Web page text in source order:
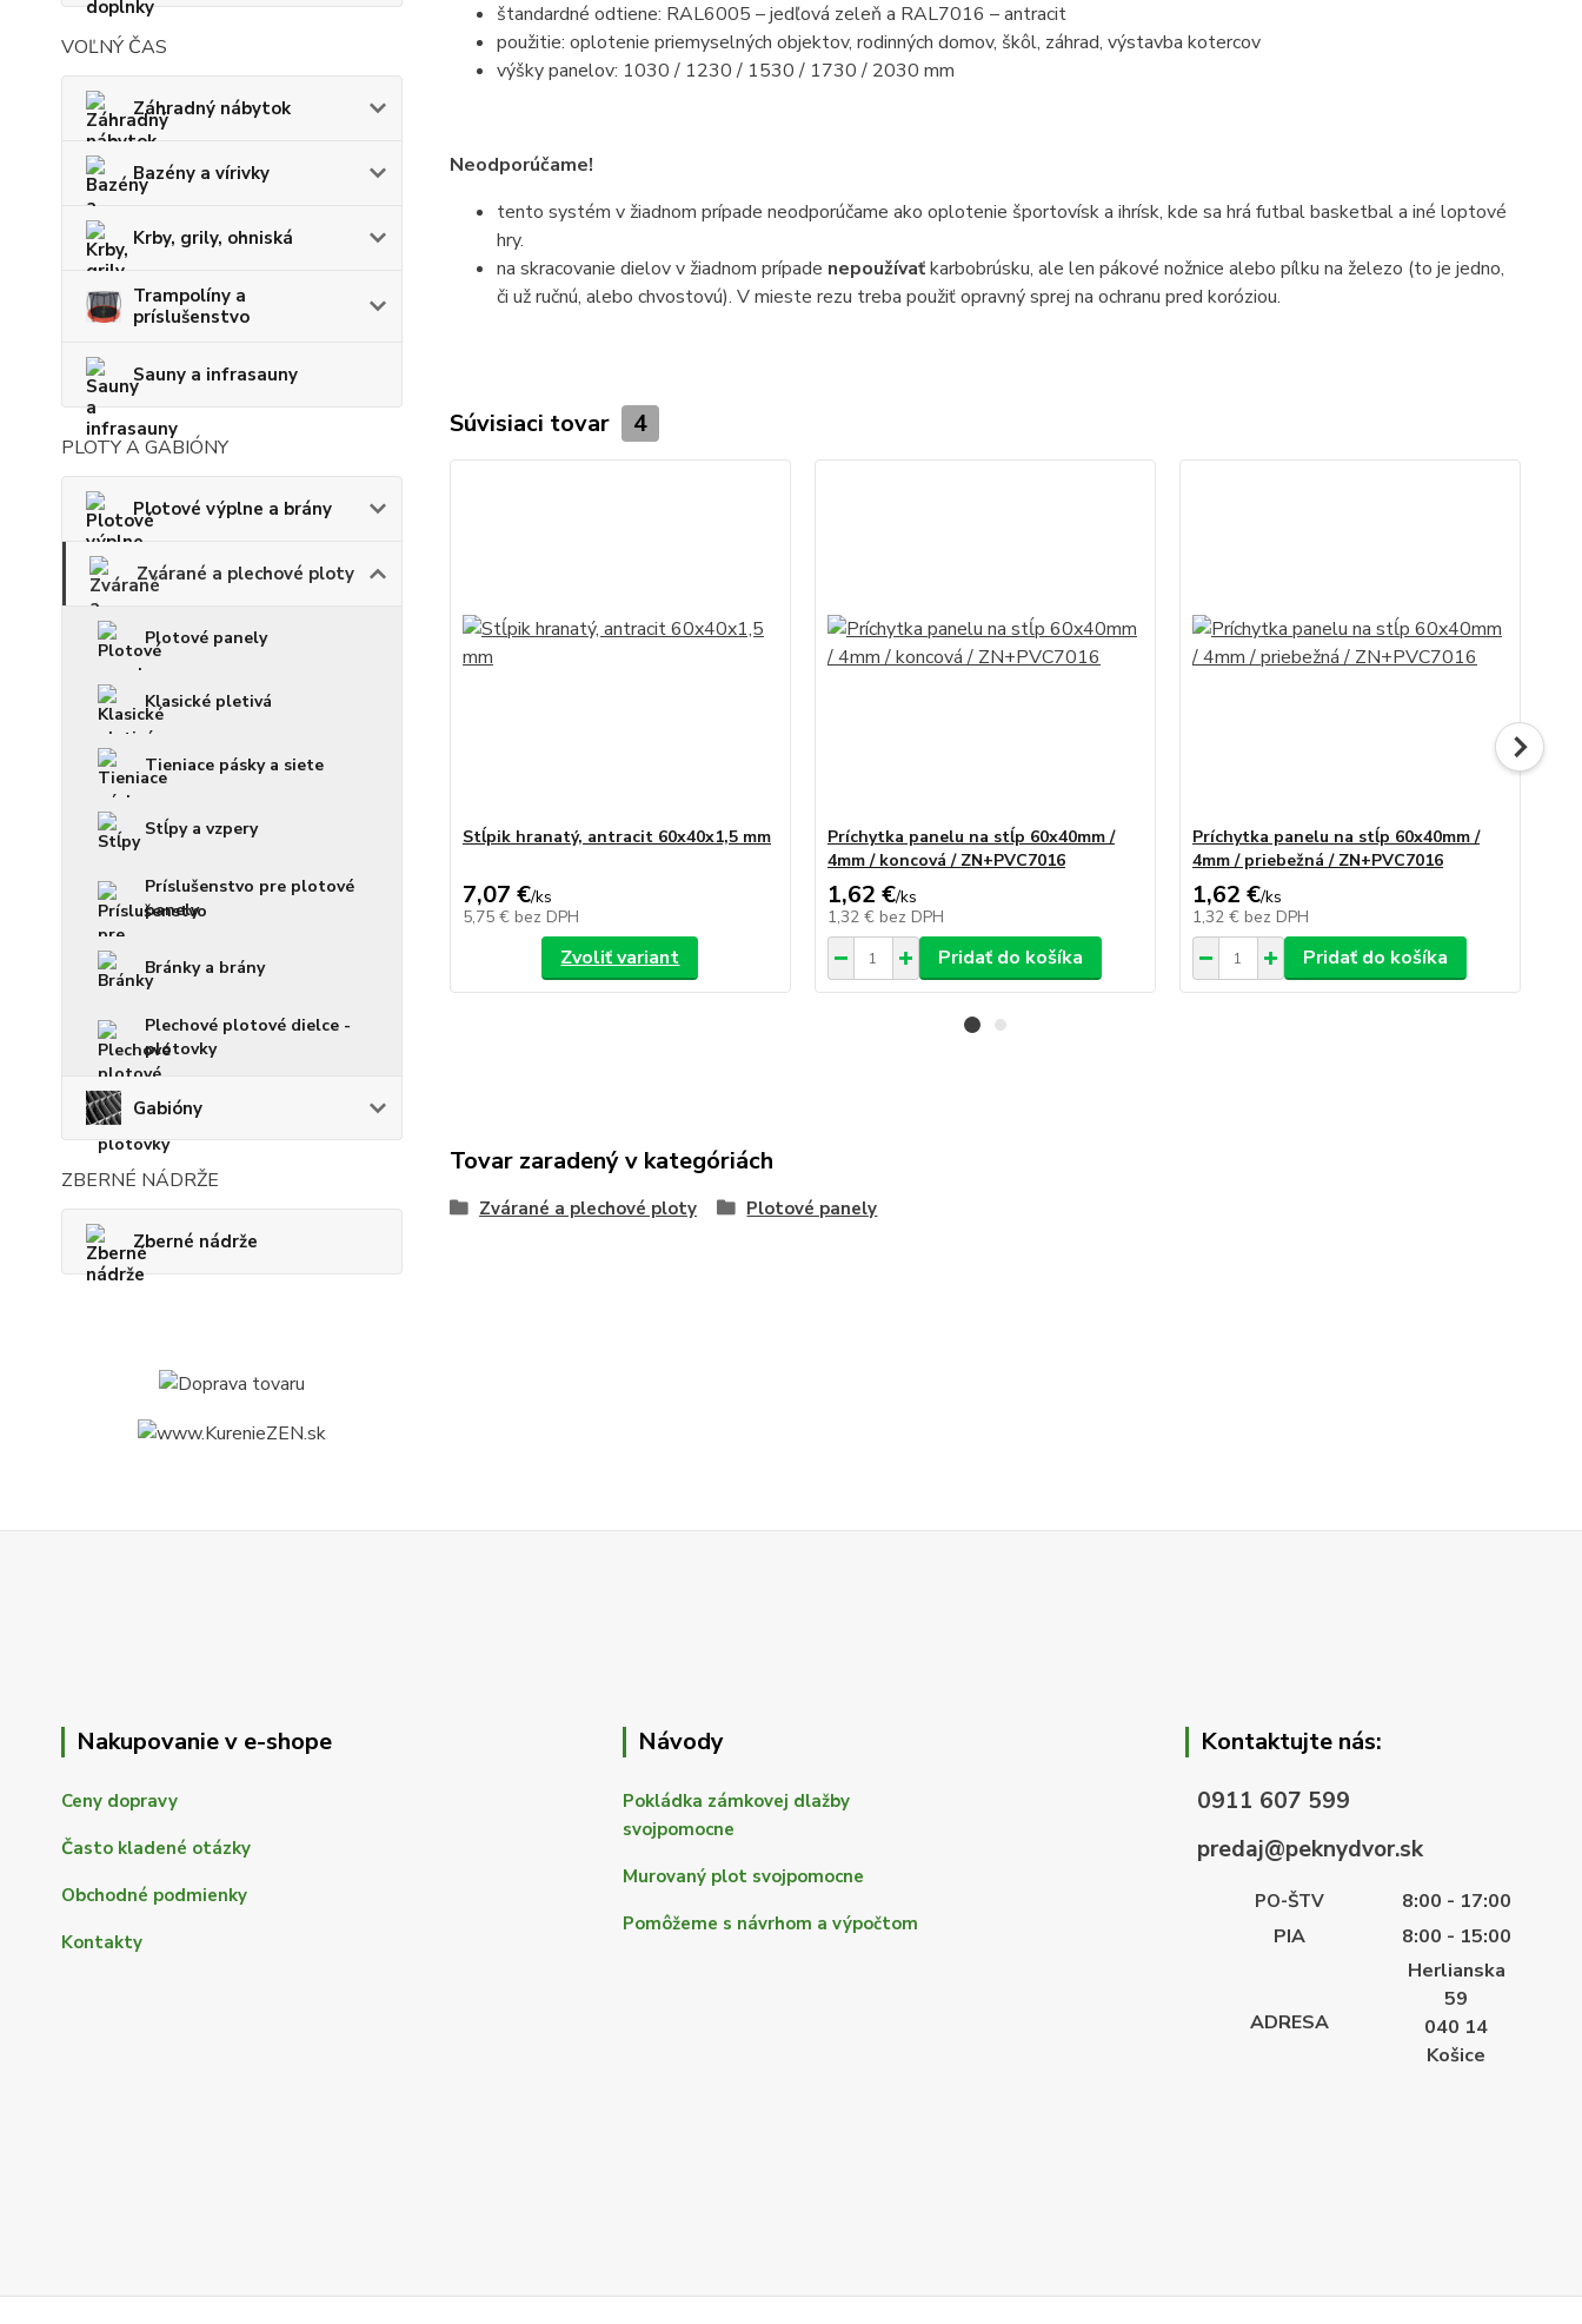
VOĽNÝ ČAS
Záhradný nábytok
Bazény a vírivky
Krby, grily, ohniská
Trampolíny a
príslušenstvo
Sauny a infrasauny
PLOTY A GABIÓNY
Plotové výplne a brány
Zvárané a plechové ploty
Plotové panely
Klasické pletivá
Tieniace pásky a siete
Stĺpy a vzpery
Príslušenstvo pre plotové
panely
Bránky a brány
Plechové plotové dielce -
plotovky
Gabióny
ZBERNÉ NÁDRŽE
Zberné nádrže
štandardné odtiene: RAL6005 – jedľová zeleň a RAL7016 – antracit
použitie: oplotenie priemyselných objektov, rodinných domov, škôl, záhrad, výstavba kotercov
výšky panelov: 1030 / 1230 / 1530 / 1730 / 2030 mm
Neodporúčame!
tento systém v žiadnom prípade neodporúčame ako oplotenie športovísk a ihrísk, kde sa hrá futbal basketbal a iné loptové
hry.
na skracovanie dielov v žiadnom prípade nepoužívaťkarbobrúsku, ale len pákové nožnice alebo pílku na železo (to je jedno,
či už ručnú, alebo chvostovú). V mieste rezu treba použiť opravný sprej na ochranu pred koróziou.
Súvisiaci tovar 4
Stĺpik hranatý, antracit 60x40x1,5 mm
7,07 €/ks
5,75 € bez DPH
Zvoliť variant
Príchytka panelu na stĺp 60x40mm /
4mm / koncová / ZN+PVC7016
1,62 €/ks
1,32 € bez DPH
Pridať do košíka
Príchytka panelu na stĺp 60x40mm /
4mm / priebežná / ZN+PVC7016
1,62 €/ks
1,32 € bez DPH
Pridať do košíka
Tovar zaradený v kategóriách
Zvárané a plechové ploty Plotové panely
Nakupovanie v e-shope
Ceny dopravy
Často kladené otázky
Obchodné podmienky
Kontakty
Návody
Pokládka zámkovej dlažby
svojpomocne
Murovaný plot svojpomocne
Pomôžeme s návrhom a výpočtom
Kontaktujte nás:
0911 607 599
predaj@peknydvor.sk
PO-ŠTV
8:00 - 17:00
PIA
8:00 - 15:00
ADRESA
Herlianska
59
040 14
Košice